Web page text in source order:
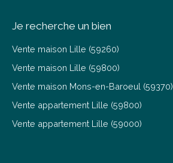
Je recherche un bien
Vente maison Lille (59260)
Vente maison Lille (59800)
Vente maison Mons-en-Baroeul (59370)
Vente appartement Lille (59800)
Vente appartement Lille (59000)